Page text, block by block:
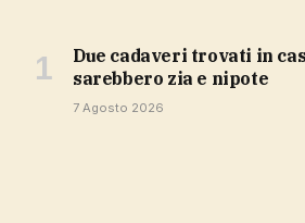
Due cadaveri trovati in casa nel Napoletano,
sarebbero zia e nipote
7 Agosto 2026